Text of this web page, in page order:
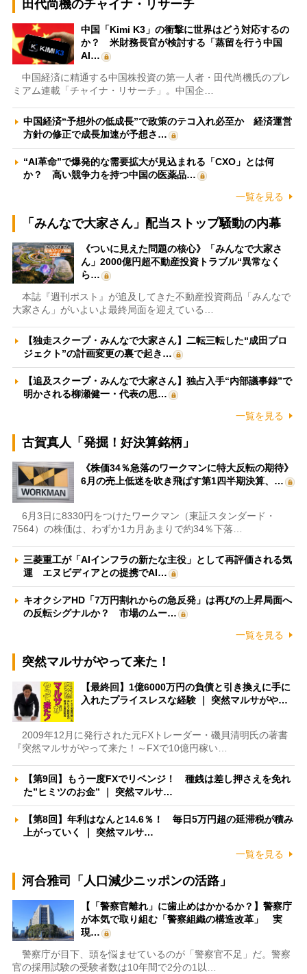
田代尚機のチャイナ・リサーチ
中国「Kimi K3」の衝撃に世界はどう対応するの
か？ 米財務長官が検討する「蒸留を行う中国
AI…
中国経済に精通する中国株投資の第一人者・田代尚機氏のプレ
ミアム連載「チャイナ・リサーチ」。中国企…
中国経済“予想外の低成長”で政策のテコ入れ必至か 経済運営
方針の修正で成長加速が予想さ…
“AI革命”で爆発的な需要拡大が見込まれる「CXO」とは何
か？ 高い競争力を持つ中国の医薬品…
一覧を見る
「みんなで大家さん」配当ストップ騒動の内幕
《ついに見えた問題の核心》「みんなで大家さ
ん」2000億円超不動産投資トラブル“異常なく
ら…
本誌『週刊ポスト』が追及してきた不動産投資商品「みんなで
大家さん」がいよいよ最終局面を迎えている…
【独走スクープ・みんなで大家さん】二転三転した“成田プロ
ジェクト”の計画変更の裏で起き…
【追及スクープ・みんなで大家さん】独占入手“内部議事録”で
明かされる柳瀬健一・代表の思…
一覧を見る
古賀真人「発掘！好決算銘柄」
《株価34％急落のワークマンに特大反転の期待》
6月の売上低迷を吹き飛ばす第1四半期決算、…
6月3日に8330円をつけたワークマン（東証スタンダード・
7564）の株価は、わずか1カ月あまりで約34％下落…
三菱重工が「AIインフラの新たな主役」として再評価される気
運 エヌビディアとの提携でAI…
キオクシアHD「7万円割れからの急反発」は再びの上昇局面へ
の反転シグナルか？ 市場のムー…
一覧を見る
突然マルサがやって来た！
【最終回】1億6000万円の負債と引き換えに手に
入れたプライスレスな経験 ｜ 突然マルサがや…
2009年12月に発行された元FXトレーダー・磯貝清明氏の著書
『突然マルサがやって来た！～FXで10億円稼い…
【第9回】もう一度FXでリベンジ！ 種銭は差し押さえを免れ
た”ヒミツのお金” ｜ 突然マルサ…
【第8回】年利はなんと14.6％！ 毎日5万円超の延滞税が積み
上がっていく ｜ 突然マルサ…
一覧を見る
河合雅司「人口減少ニッポンの活路」
【「警察官離れ」に歯止めはかかるか？】警察庁
が本気で取り組む「警察組織の構造改革」 実
現…
警察庁が目下、頭を悩ませているのが「警察官不足」だ。警察
官の採用試験の受験者数は10年間で2分の1以…